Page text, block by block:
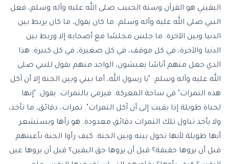
اليقيني هو القرآن وسنة الحبيب صلى الله عليه وآله وسلم، فعل
النبي صلى الله عليه وآله وسلم. ما كان يقول، ما كان يربط بين
الدنيا وبين الآخرة. ما جلس مجلسًا مع أصحابه إلا وربط بين
الدنيا والآخرة، في كل موقف، في كل صغيرة، في كل كبيرة. هذا
الذي جعل منهم أناسًا يعيشون، الواحد منهم يقول للنبي صلى
الله عليه وآله وسلم: "يا رسول الله، أما بيني وبين الجنة إلا أن آكل
هذه التمرات" في ساحة المعركة. فيرمي بالتمرات. يقول: "إنها
لحياة طويلة إذا بقيت إلى أن آكل التمرات". تمرات، دقائق، ما تأخذ،
ولا يأخذ تناول تلك التمرات دقائق معدودة. هو رآها ويستشعر
أنها طويلة لأنها تحول بينه وبين الجنة. كيف رأوا الجنة بأعينهم
قبل أن يروها حقيقة؟ قبل أن يروها حق اليقين؟ قبل أن يروها عين